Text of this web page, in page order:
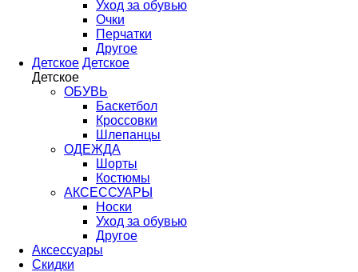
Уход за обувью
Очки
Перчатки
Другое
Детское Детское
Детское
ОБУВЬ
Баскетбол
Кроссовки
Шлепанцы
ОДЕЖДА
Шорты
Костюмы
АКСЕССУАРЫ
Носки
Уход за обувью
Другое
Аксессуары
Скидки